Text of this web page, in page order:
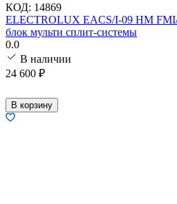
КОД: 14869
ELECTROLUX EACS/I-09 HM
блок мульти сплит-системы
0.0
В наличии
24 600 ₽
В корзину